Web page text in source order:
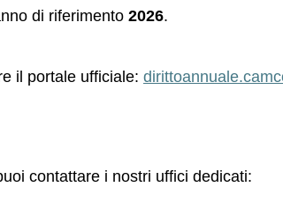
di riferimento 2026.
il portale ufficiale:
contattare i nostri uffici dedicati: